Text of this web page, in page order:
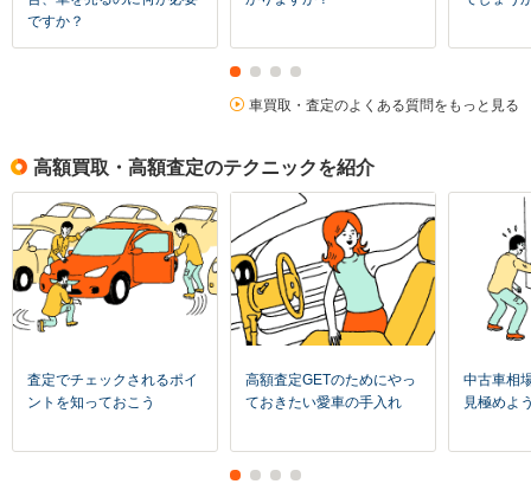
ですか？
車買取・査定のよくある質問をもっと見る
高額買取・高額査定のテクニックを紹介
査定でチェックされるポイ
ントを知っておこう
高額査定GETのためにやっ
ておきたい愛車の手入れ
中古車相
見極めよ